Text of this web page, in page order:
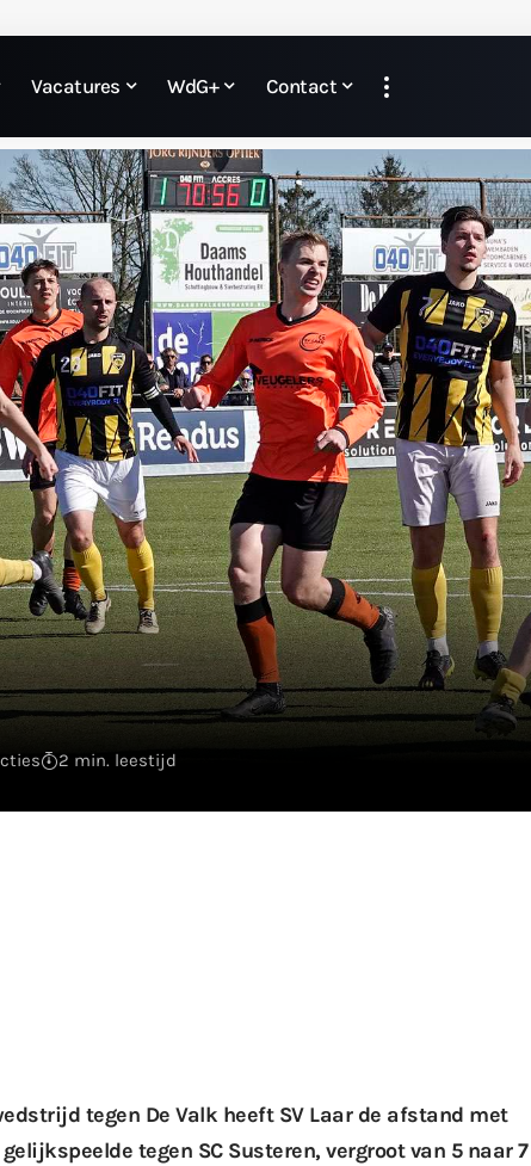
Vacatures WdG+ Contact
2 min. leestijd
tegen De Valk heeft SV Laar de afstand met
tegen SC Susteren, vergroot van 5 naar 7